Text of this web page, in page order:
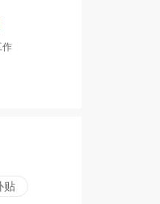
作
贴